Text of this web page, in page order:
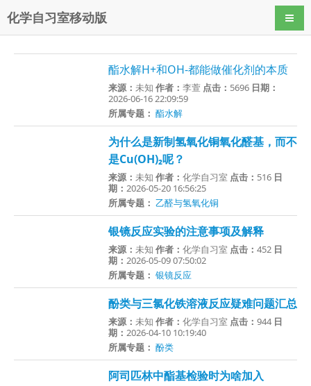
化学自习室移动版 导航
酯水解H+和OH-都能做催化剂的本质
来源：未知作者：李萱 点击： 5696 日期：
2026-06-16 22:09:59
所属专题： 酯水解
为什么是新制氢氧化铜氧化醛基，而不
是Cu(OH)₂呢？
来源：未知作者：化学自习室 点击： 516 日
期：2026-05-20 16:56:25
所属专题： 乙醛与氢氧化铜
银镜反应实验的注意事项及解释
来源：未知作者：化学自习室 点击：452 日
期：2026-05-09 07:50:02
所属专题： 银镜反应
酚类与三氯化铁溶液反应疑难问题汇总
来源：未知作者：化学自习室 点击：944 日
期：2026-04-10 10:19:40
所属专题： 酚类
阿司匹林中酯基检验时为啥加入